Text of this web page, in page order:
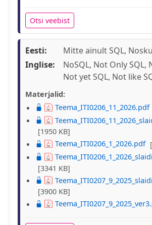
Otsi veebist
Eesti:
Mitte ainult SQL,
Inglise:
NoSQL, Not Only SQL,
Not yet SQL, Not like
Materjalid:
Teema_ITI0206_11_2026.pdf
[1950 KB]
Teema_ITI0206_1_2026.pdf
[3341 KB]
[3900 KB]